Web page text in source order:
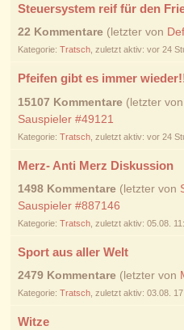
Steuersystem reif für den
22 Kommentare(letzter von
Kategorie: Tratsch, zuletzt aktiv: vor 24
Pfeifen gibt es immer
15107 Kommentare(letzter von
Sauspieler #49121
Kategorie: Tratsch, zuletzt aktiv: vor 24
Merz- Anti Merz Diskussion
1498 Kommentare(letzter von
Sauspieler #887146
Kategorie: Tratsch, zuletzt aktiv: 05.08.
Sport aus aller Welt
2479 Kommentare(letzter von
Kategorie: Tratsch, zuletzt aktiv: 03.08.
Witze